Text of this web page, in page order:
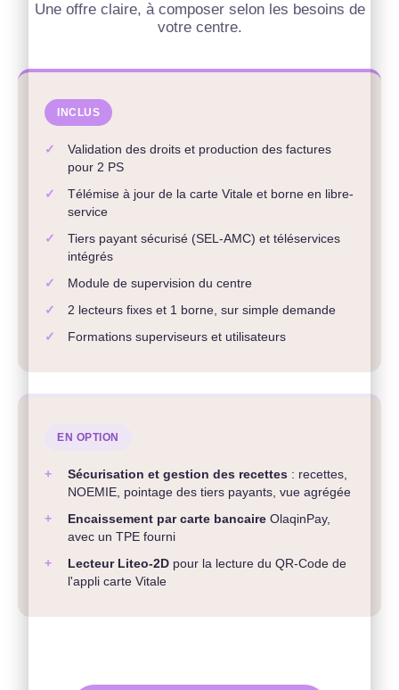
Une offre claire, à composer selon les besoins de
votre centre.
INCLUS
✓
Validation des droits et production des factures
pour 2 PS
✓
Télémise à jour de la carte Vitale et borne en libre-
service
✓
Tiers payant sécurisé (SEL-AMC) et téléservices
intégrés
✓
Module de supervision du centre
✓
2 lecteurs fixes et 1 borne, sur simple demande
✓
Formations superviseurs et utilisateurs
EN OPTION
+ Sécurisation et gestion des recettes : recettes,
NOEMIE, pointage des tiers payants, vue agrégée
+
Encaissement par carte bancaire OlaqinPay,
avec un TPE fourni
+
Lecteur Liteo-2D pour la lecture du QR-Code de
l'appli carte Vitale